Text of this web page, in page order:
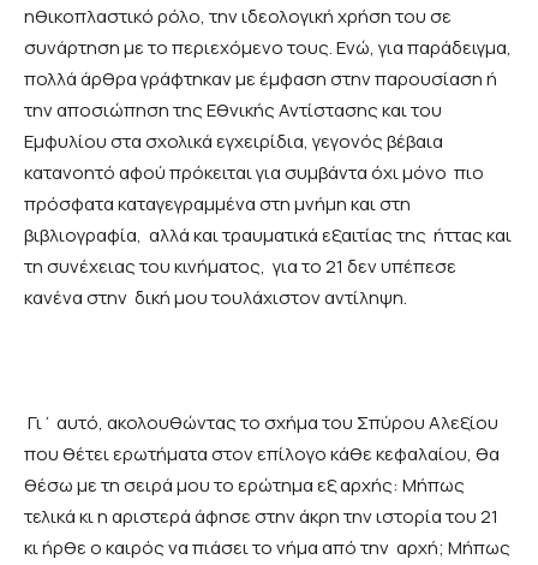
ηθικοπλαστικό ρόλο, την ιδεολογική χρήση του σε
συνάρτηση με το περιεχόμενο τους. Ενώ, για παράδειγμα,
πολλά άρθρα γράφτηκαν με έμφαση στην παρουσίαση ή
την αποσιώπηση της Εθνικής Αντίστασης και του
Εμφυλίου στα σχολικά εγχειρίδια, γεγονός βέβαια
κατανοητό αφού πρόκειται για συμβάντα όχι μόνο πιο
πρόσφατα καταγεγραμμένα στη μνήμη και στη
βιβλιογραφία, αλλά και τραυματικά εξαιτίας της ήττας και
τη συνέχειας του κινήματος, για το 21 δεν υπέπεσε
κανένα στην δική μου τουλάχιστον αντίληψη.
Γι΄ αυτό, ακολουθώντας το σχήμα του Σπύρου Αλεξίου
που θέτει ερωτήματα στον επίλογο κάθε κεφαλαίου, θα
θέσω με τη σειρά μου το ερώτημα εξ αρχής: Μήπως
τελικά κι η αριστερά άφησε στην άκρη την ιστορία του 21
κι ήρθε ο καιρός να πιάσει το νήμα από την αρχή; Μήπως